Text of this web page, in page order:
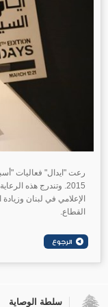
2015. وتندرج هذه
الإعلامي في لبنان
القطاع.
سلطة الوصاية